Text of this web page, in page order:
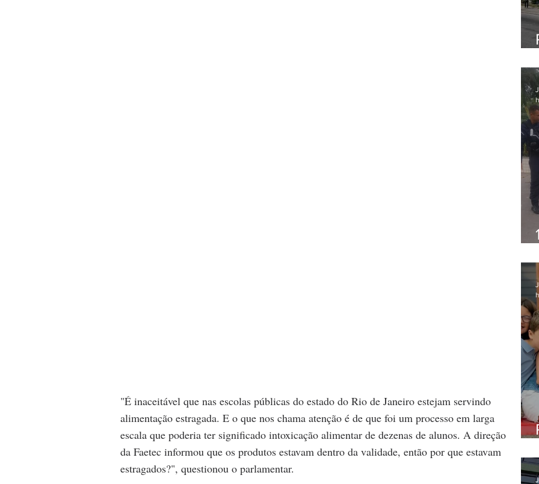
"É inaceitável que nas escolas públicas do estado do Rio de Janeiro estejam servindo
alimentação estragada. E o que nos chama atenção é de que foi um processo em larga
escala que poderia ter significado intoxicação alimentar de dezenas de alunos. A direção
da Faetec informou que os produtos estavam dentro da validade, então por que estavam
estragados?", questionou o parlamentar.